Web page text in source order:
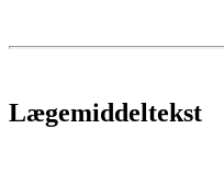
Lægemiddeltekst